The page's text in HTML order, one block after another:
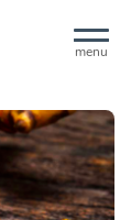
menu